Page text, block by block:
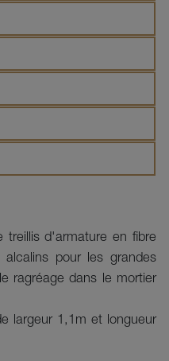
d'armature en fibre
pour les grandes
ragréage dans le mortier
largeur 1,1m et longueur